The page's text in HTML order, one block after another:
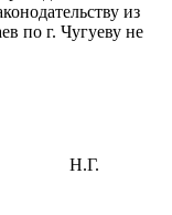
из
по г. Чугуеву не
Н.Г.